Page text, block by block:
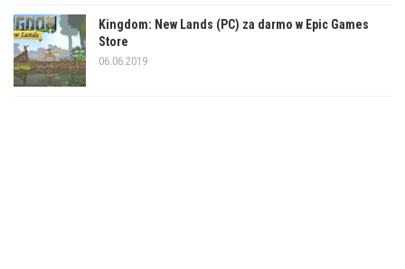
Kingdom: New Lands (PC) za darmo w Epic Games
Store
06.06.2019